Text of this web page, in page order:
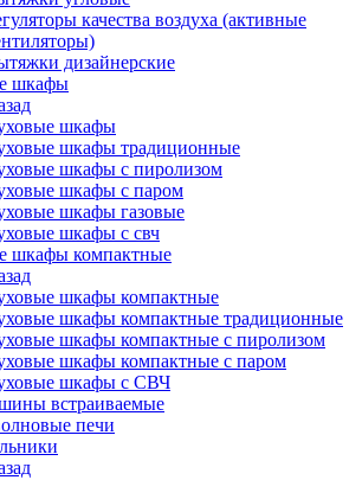
качества воздуха (активные
дизайнерские
шкафы
шкафы
шкафы традиционные
шкафы с пиролизом
шкафы с паром
шкафы газовые
шкафы с свч
шкафы компактные
шкафы компактные
шкафы компактные традиционные
шкафы компактные с пиролизом
шкафы компактные с паром
шкафы с СВЧ
встраиваемые
печи